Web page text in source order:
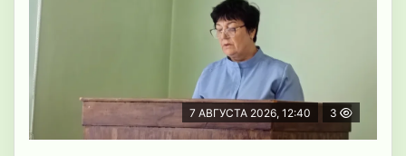
7 АВГУСТА 2026, 12:40 3